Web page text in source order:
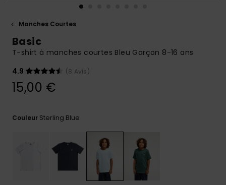
conversation
obtenir la
à votre
Démarrer
réponses
questions
les plus
fréquentes
formulaire
Manches Courtes
Basic
T-shirt à manches courtes Bleu Garçon 8-16 ans
4.9
(8 Avis)
15,00 €
Couleur Sterling Blue